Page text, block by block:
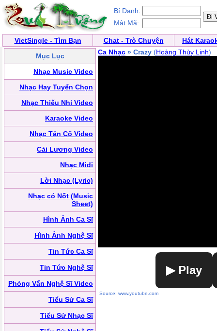
Bí Danh:
Mật Mã:
VietSingle - Tìm Bạn Chat - Trò Chuyện
Hát
Mục Lục
Nhạc Music Video
Nhạc Hay Tuyển Chọn
Nhạc Thiếu Nhi Video
Karaoke Video
Nhạc Tân Cổ Video
Cải Lương Video
Nhạc Midi
Lời Nhạc (Lyric)
Nhạc có Nốt (Music
Sheet)
Hình Ảnh Ca Sĩ
Hình Ảnh Nghệ Sĩ
Tin Tức Ca Sĩ
Tin Tức Nghệ Sĩ
Phỏng Vấn Nghệ Sĩ Video
Tiểu Sử Ca Sĩ
Tiểu Sử Nhạc Sĩ
Ca Nhạc » Crazy (Hoàng Thùy Linh)
▶ Play
Source: www.youtube.com